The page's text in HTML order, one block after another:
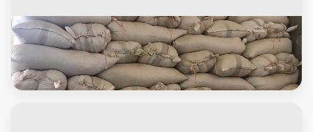
أعلاف
اتبان وبلوبنك